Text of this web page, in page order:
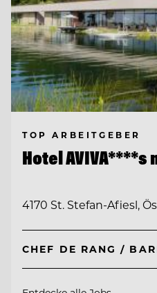
TOP ARBEITGEBER
Hotel AVIVA****s
4170 St. Stefan-Afiesl,
CHEF DE